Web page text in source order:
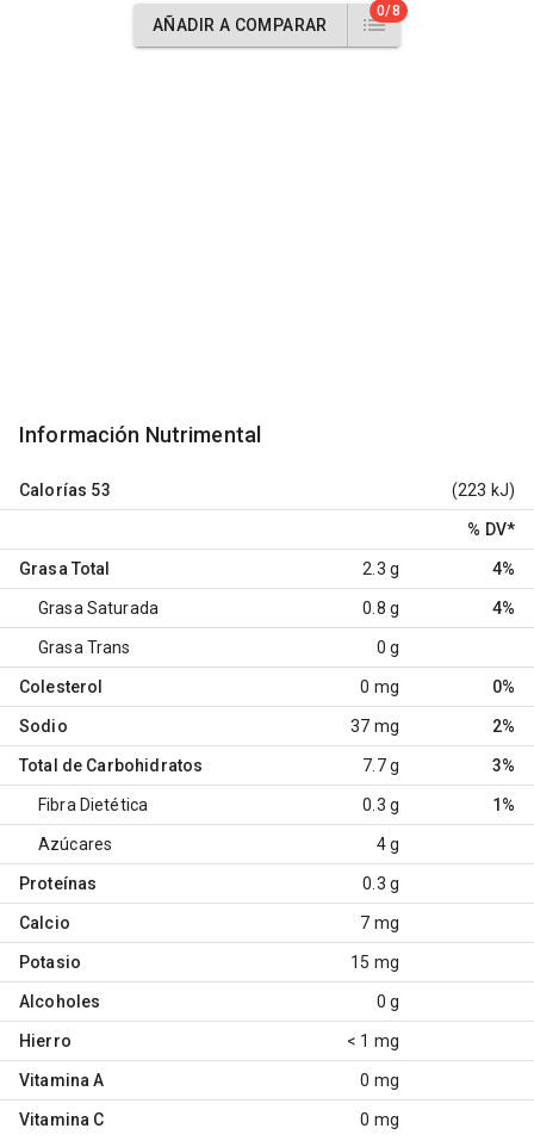
AÑADIR A COMPARAR
0/8
Información Nutrimental
Calorías 53 (223 kJ)
% DV*
Grasa Total 2.3 g 4%
Grasa Saturada 0.8 g 4%
Grasa Trans 0 g
Colesterol 0 mg 0%
Sodio 37 mg 2%
Total de Carbohidratos 7.7 g 3%
Fibra Dietética 0.3 g 1%
Azúcares 4 g
Proteínas 0.3 g
Calcio 7 mg
Potasio 15 mg
Alcoholes 0 g
Hierro < 1 mg
Vitamina A 0 mg
Vitamina C 0 mg